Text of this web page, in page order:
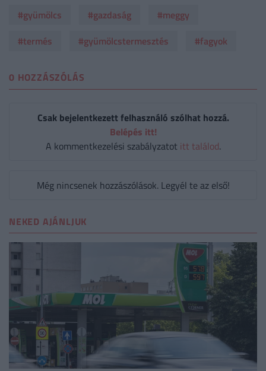
#gyümölcs #gazdaság
#meggy
#termés
#gyümölcstermesztés #fagyok
0 HOZZÁSZÓLÁS
Csak bejelentkezett felhasználó szólhat hozzá.
Belépés itt!
A kommentkezelési szabályzatot itt találod.
Még nincsenek hozzászólások. Legyél te az első!
NEKED AJÁNLJUK